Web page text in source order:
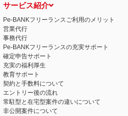
サービス紹介
Pe-BANKフリーランスご利用のメリット
営業代行
事務代行
Pe-BANKフリーランスの充実サポート
確定申告サポート
充実の福利厚生
教育サポート
契約と手数料について
エントリー後の流れ
常駐型と在宅型案件の違いについて
非公開案件について